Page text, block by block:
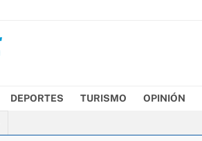
DEPORTES TURISMO OPINIÓN